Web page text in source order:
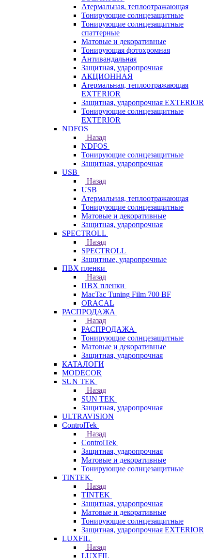
Атермальная, теплоотражающая
Тонирующие солнцезащитные
Тонирующие солнцезащитные
спаттерные
Матовые и декоративные
Тонирующая фотохромная
Антивандальная
Защитная, ударопрочная
АКЦИОННАЯ
Атермальная, теплоотражающая
EXTERIOR
Защитная, ударопрочная EXTERIOR
Тонирующие солнцезащитные
EXTERIOR
NDFOS
Назад
NDFOS
Тонирующие солнцезащитные
Защитная, ударопрочная
USB
Назад
USB
Атермальная, теплоотражающая
Тонирующие солнцезащитные
Матовые и декоративные
Защитная, ударопрочная
SPECTROLL
Назад
SPECTROLL
Защитные, ударопрочные
ПВХ пленки
Назад
ПВХ пленки
MacTac Tuning Film 700 BF
ORACAL
РАСПРОДАЖА
Назад
РАСПРОДАЖА
Тонирующие солнцезащитные
Матовые и декоративные
Защитная, ударопрочная
КАТАЛОГИ
MODECOR
SUN TEK
Назад
SUN TEK
Защитная, ударопрочная
ULTRAVISION
ControlTek
Назад
ControlTek
Защитная, ударопрочная
Матовые и декоративные
Тонирующие солнцезащитные
TINTEK
Назад
TINTEK
Защитная, ударопрочная
Матовые и декоративные
Тонирующие солнцезащитные
Защитная, ударопрочная EXTERIOR
LUXFIL
Назад
LUXFIL